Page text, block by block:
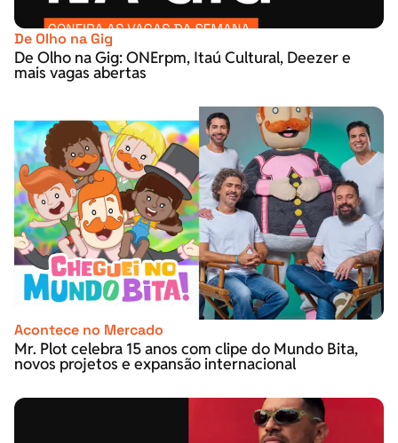
De Olho na Gig
De Olho na Gig: ONErpm, Itaú Cultural, Deezer e
mais vagas abertas
Acontece no Mercado
Mr. Plot celebra 15 anos com clipe do Mundo Bita,
novos projetos e expansão internacional